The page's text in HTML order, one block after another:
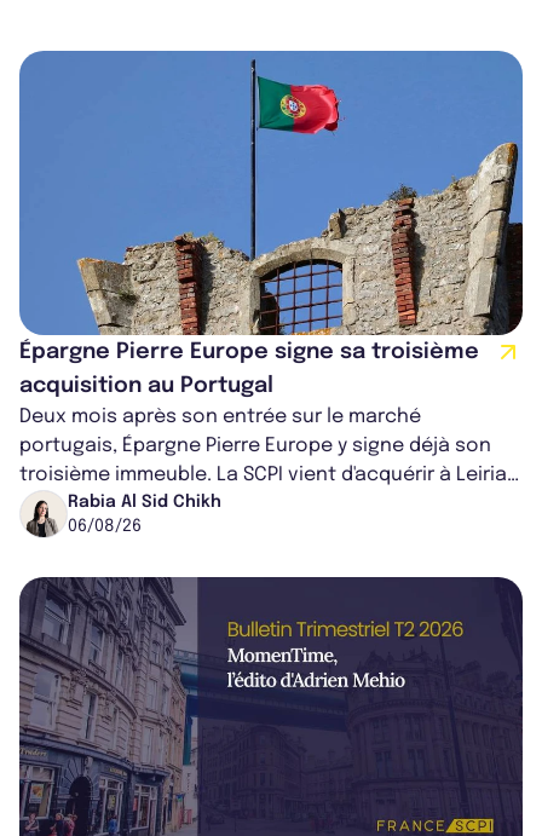
Épargne Pierre Europe signe sa troisième
acquisition au Portugal
Deux mois après son entrée sur le marché
portugais, Épargne Pierre Europe y signe déjà son
troisième immeuble. La SCPI vient d'acquérir à Leiria,
dans le centre du pays, un établis...
Rabia Al Sid Chikh
06/08/26